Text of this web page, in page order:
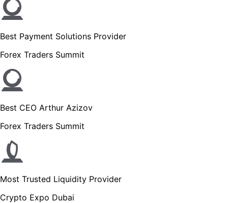
Best Payment Solutions Provider
Forex Traders Summit
Best CEO Arthur Azizov
Forex Traders Summit
Most Trusted Liquidity Provider
Crypto Expo Dubai